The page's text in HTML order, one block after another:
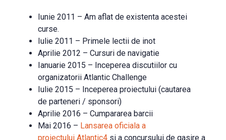
Iunie 2011 – Am aflat de existenta acestei
curse.
Iulie 2011 – Primele lectii de inot
Aprilie 2012 – Cursuri de navigatie
Ianuarie 2015 – Inceperea discutiilor cu
organizatorii Atlantic Challenge
Iulie 2015 – Inceperea proiectului (cautarea
de parteneri / sponsori)
Aprilie 2016 – Cumpararea barcii
Mai 2016 – Lansarea oficiala a
proiectului Atlantic4 si a concursului de gasire a